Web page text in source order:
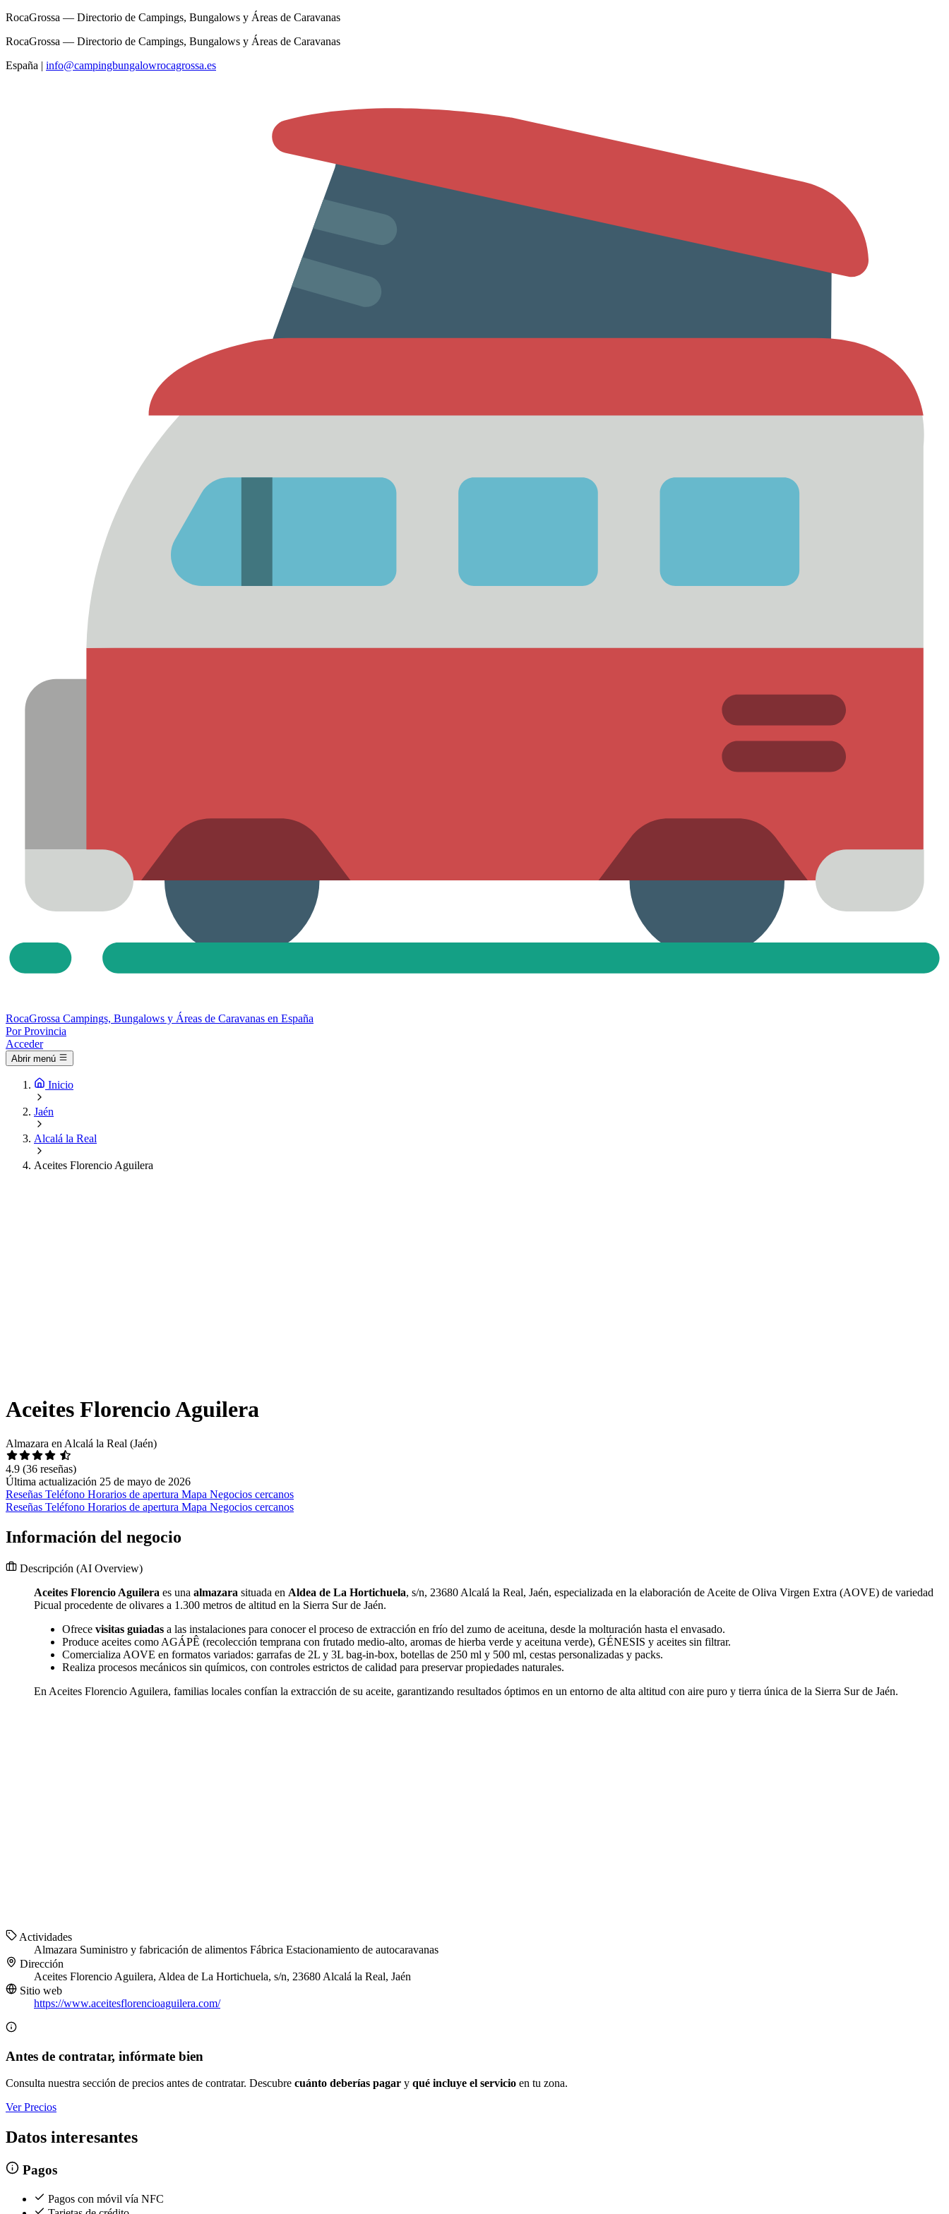
RocaGrossa — Directorio de Campings, Bungalows y Áreas de Caravanas
RocaGrossa — Directorio de Campings, Bungalows y Áreas de Caravanas
España | info@campingbungalowrocagrossa.es
RocaGrossa Campings, Bungalows y Áreas de Caravanas en España
Por Provincia
Acceder
Abrir menú
Inicio
Jaén
Alcalá la Real
Aceites Florencio Aguilera
Aceites Florencio Aguilera
Almazara en Alcalá la Real (Jaén)
4.9 (36 reseñas)
Última actualización 25 de mayo de 2026
Reseñas Teléfono Horarios de apertura Mapa Negocios cercanos
Reseñas Teléfono Horarios de apertura Mapa Negocios cercanos
Información del negocio
Descripción (AI Overview)
Aceites Florencio Aguilera es una almazara situada en Aldea de La Hortichuela, s/n, 23680 Alcalá la Real, Jaén, especializada en la elaboración de Aceite de Oliva Virgen Extra (AOVE) de variedad
Picual procedente de olivares a 1.300 metros de altitud en la Sierra Sur de Jaén.
Ofrece visitas guiadas a las instalaciones para conocer el proceso de extracción en frío del zumo de aceituna, desde la molturación hasta el envasado.
Produce aceites como AGÁPÊ (recolección temprana con frutado medio-alto, aromas de hierba verde y aceituna verde), GÉNESIS y aceites sin filtrar.
Comercializa AOVE en formatos variados: garrafas de 2L y 3L bag-in-box, botellas de 250 ml y 500 ml, cestas personalizadas y packs.
Realiza procesos mecánicos sin químicos, con controles estrictos de calidad para preservar propiedades naturales.
En Aceites Florencio Aguilera, familias locales confían la extracción de su aceite, garantizando resultados óptimos en un entorno de alta altitud con aire puro y tierra única de la Sierra Sur de Jaén.
Actividades
Almazara Suministro y fabricación de alimentos Fábrica Estacionamiento de autocaravanas
Dirección
Aceites Florencio Aguilera, Aldea de La Hortichuela, s/n, 23680 Alcalá la Real, Jaén
Sitio web
https://www.aceitesflorencioaguilera.com/
Antes de contratar, infórmate bien
Consulta nuestra sección de precios antes de contratar. Descubre cuánto deberías pagar y qué incluye el servicio en tu zona.
Ver Precios
Datos interesantes
Pagos
Pagos con móvil vía NFC